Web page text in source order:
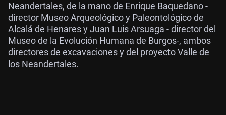
Neandertales, de la mano de Enrique Baquedano -
director Museo Arqueológico y Paleontológico de
Alcalá de Henares y Juan Luis Arsuaga - director del
Museo de la Evolución Humana de Burgos-, ambos
directores de excavaciones y del proyecto Valle de
los Neandertales.